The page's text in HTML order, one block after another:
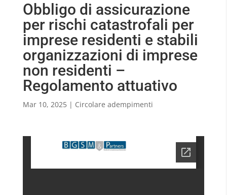
Obbligo di assicurazione
per rischi catastrofali per
imprese residenti e stabili
organizzazioni di imprese
non residenti –
Regolamento attuativo
Mar 10, 2025| Circolare adempimenti